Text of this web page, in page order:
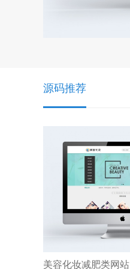
源码推荐
美容化妆减肥类网站